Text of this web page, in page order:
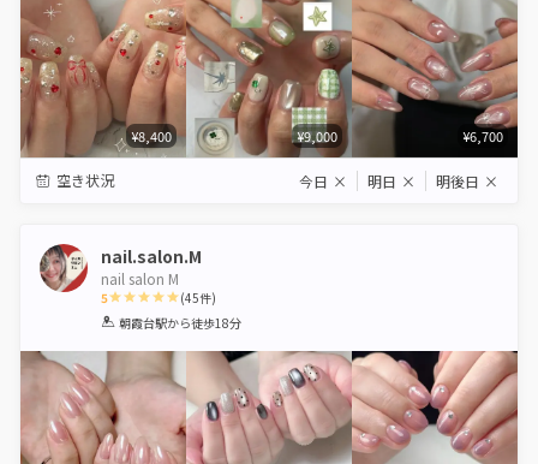
¥8,400 ¥9,000 ¥6,700
空き状況 今日 × 明日 × 明後日 ×
nail.salon.M
nail salon M
5
1 2 3 4 5
(45件)
朝霞台駅から徒歩18分